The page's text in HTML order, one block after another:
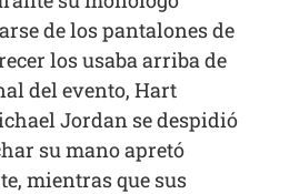
de los pantalones de
los usaba arriba de
del evento, Hart
Jordan se despidió
su mano apretó
mientras que sus